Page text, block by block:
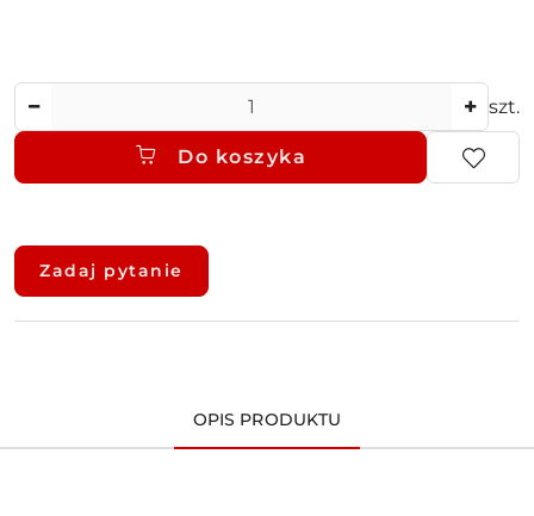
szt.
Do koszyka
Dostępność
dostawa
Zadaj pytanie
OPIS PRODUKTU